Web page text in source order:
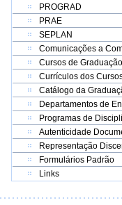
PROGRAD
PRAE
SEPLAN
Comunicações a
Cursos de Graduação
Currículos dos
Catálogo da
Departamentos de
Programas de
Autenticidade
Representação
Formulários Padrão
Links